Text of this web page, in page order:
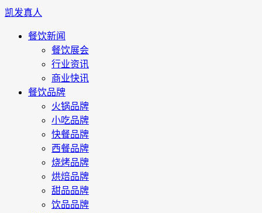
凯发真人
餐饮新闻
餐饮展会
行业资讯
商业快讯
餐饮品牌
火锅品牌
小吃品牌
快餐品牌
西餐品牌
烧烤品牌
烘焙品牌
甜品品牌
饮品品牌